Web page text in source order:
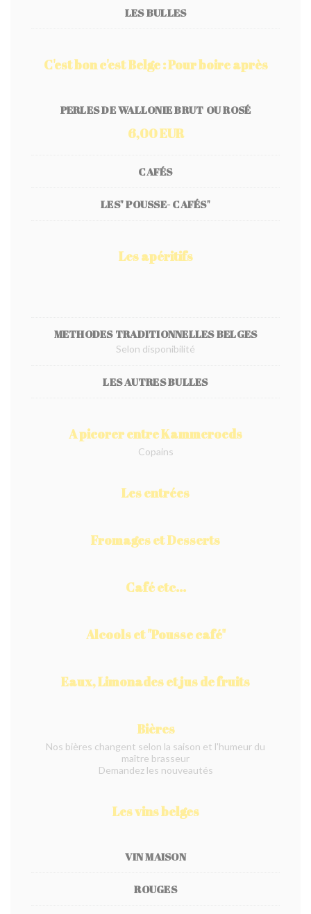
LES BULLES
C'est bon c'est Belge : Pour boire après
PERLES DE WALLONIE BRUT OU ROSÉ
6,00 EUR
CAFÉS
LES" POUSSE- CAFÉS"
Les apéritifs
METHODES TRADITIONNELLES BELGES
Selon disponibilité
LES AUTRES BULLES
A picorer entre Kammeroeds
Copains
Les entrées
Fromages et Desserts
Café etc...
Alcools et "Pousse café"
Eaux, Limonades et jus de fruits
Bières
Nos bières changent selon la saison et l'humeur du
maître brasseur
Demandez les nouveautés
Les vins belges
VIN MAISON
ROUGES